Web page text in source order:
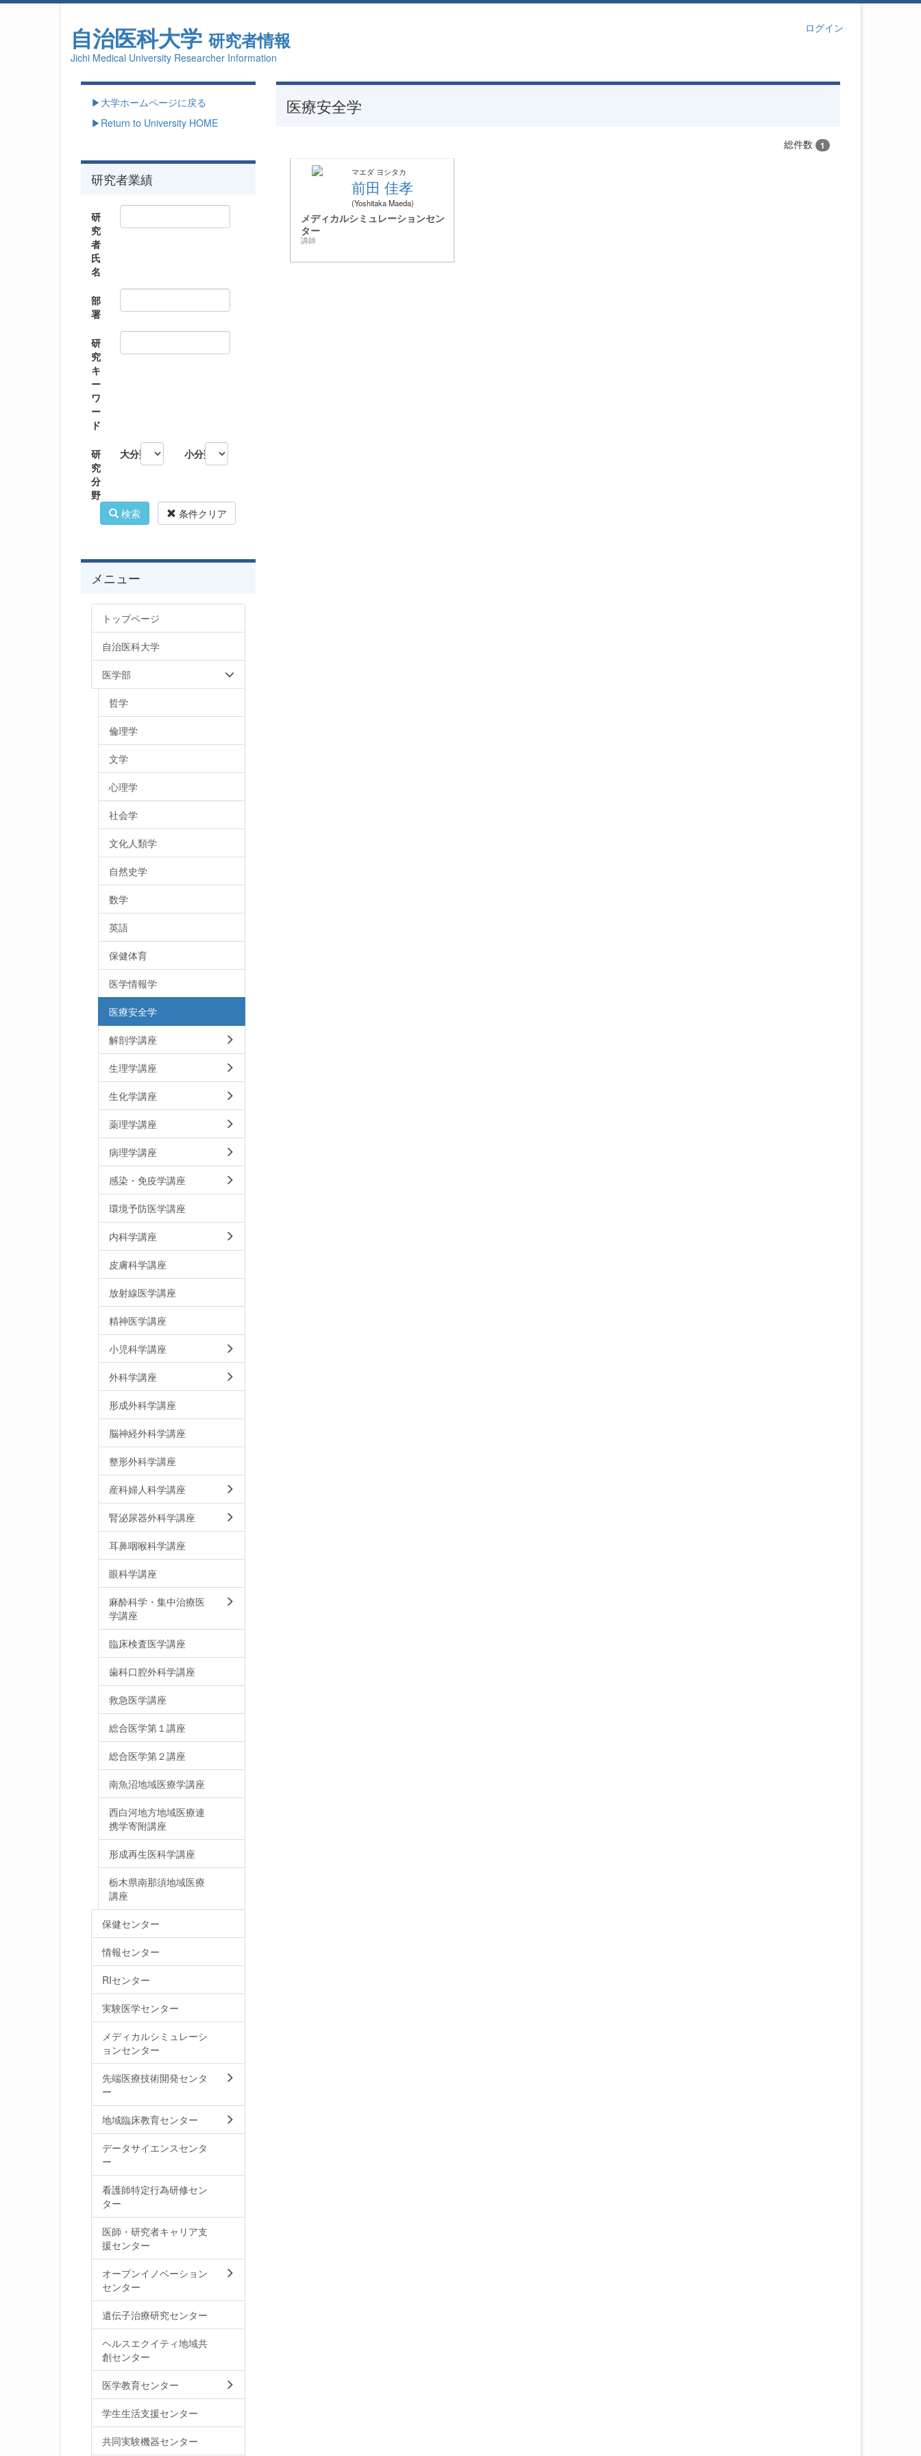
自治医科大学 研究者情報
Jichi Medical University Researcher Information
ログイン
医療安全学
総件数 1
マエダ ヨシタカ
前田 佳孝
Yoshitaka Maeda
メディカルシミュレーションセン
ター
講師
▶大学ホームページに戻る
▶Return to University HOME
研究者業績
研
究
者
氏
名
部
署
研
究
キ
ー
ワ
ー
ド
研
究
分
野
大分類 小分類
検索 条件クリア
メニュー
トップページ
自治医科大学
医学部
哲学
倫理学
文学
心理学
社会学
文化人類学
自然史学
数学
英語
保健体育
医学情報学
医療安全学
解剖学講座
生理学講座
生化学講座
薬理学講座
病理学講座
感染・免疫学講座
環境予防医学講座
内科学講座
皮膚科学講座
放射線医学講座
精神医学講座
小児科学講座
外科学講座
形成外科学講座
脳神経外科学講座
整形外科学講座
産科婦人科学講座
腎泌尿器外科学講座
耳鼻咽喉科学講座
眼科学講座
麻酔科学・集中治療医
学講座
臨床検査医学講座
歯科口腔外科学講座
救急医学講座
総合医学第１講座
総合医学第２講座
南魚沼地域医療学講座
西白河地方地域医療連
携学寄附講座
形成再生医科学講座
栃木県南那須地域医療
講座
保健センター
情報センター
RIセンター
実験医学センター
メディカルシミュレーシ
ョンセンター
先端医療技術開発センタ
ー
地域臨床教育センター
データサイエンスセンタ
ー
看護師特定行為研修セン
ター
医師・研究者キャリア支
援センター
オープンイノベーション
センター
遺伝子治療研究センター
ヘルスエクイティ地域共
創センター
医学教育センター
学生生活支援センター
共同実験機器センター